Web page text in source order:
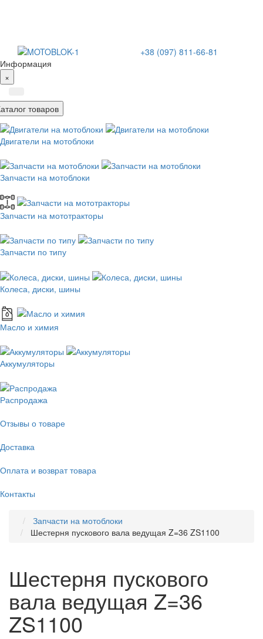
+38 (097) 811-66-81
Информация
×
товаров
Двигатели на мотоблоки
Запчасти на мотоблоки
Запчасти на мототракторы
Запчасти по типу
Колеса, диски, шины
Масло и химия
Аккумуляторы
Распродажа
Отзывы о товаре
Доставка
Оплата и возврат товара
Контакты
Запчасти на мотоблоки
Шестерня пускового вала ведущая Z=36 ZS1100
Шестерня пускового
вала ведущая Z=36
ZS1100